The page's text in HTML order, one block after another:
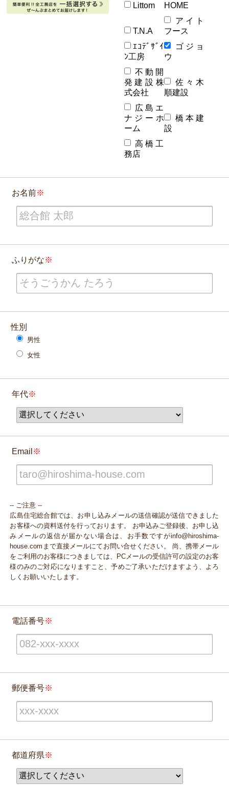
Littom
HOME
T.N.A
アイト
フース
ｴｺﾃﾞｻﾞｲ
ﾝ工房
ゴジョ
ウ
不動開
発建設株
式会社
佐々木
順建設
広島エ
ナジーホ
ーム
橋本建
設
高橋工
務店
お名前
ふりがな
性別
男性
女性
年代
Email
-- ご注意 --
広島住宅総合館では、お申し込みメールの送信確認が送信できました
お客様への資料送付を行っております。 お申込みご登録後、お申し込
みメールの返信が届かない場合は、お手数ですがinfo@hiroshima-
house.comまで直接メールにてお問い合せください。 尚、携帯メール
をご利用のお客様につきましては、PCメールの受信許可の設定のお客
様のみのご対応になりますこと、予めご了承いただけますよう、よろ
しくお願いいたします。
電話番号
郵便番号
都道府県